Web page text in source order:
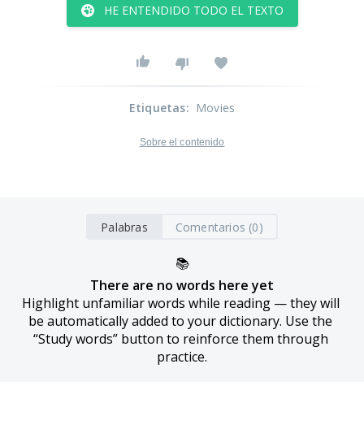
HE ENTENDIDO TODO EL TEXTO
Etiquetas: Movies
Sobre el contenido
Palabras Comentarios (0)
📚
There are no words here yet
Highlight unfamiliar words while reading — they will
be automatically added to your dictionary. Use the
“Study words” button to reinforce them through
practice.